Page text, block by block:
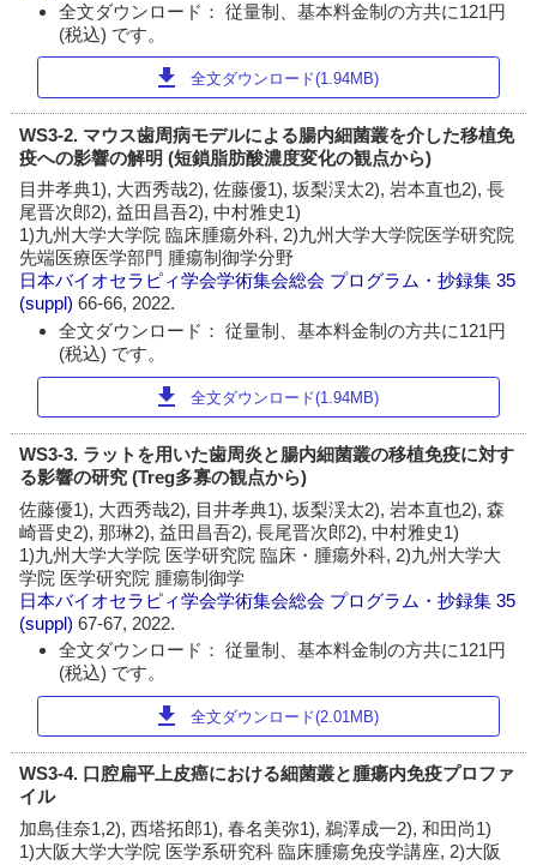
全文ダウンロード： 従量制、基本料金制の方共に121円
(税込) です。
download 全文ダウンロード(1.94MB)
WS3-2. マウス歯周病モデルによる腸内細菌叢を介した移植免
疫への影響の解明 (短鎖脂肪酸濃度変化の観点から)
目井孝典1), 大西秀哉2), 佐藤優1), 坂梨渓太2), 岩本直也2), 長
尾晋次郎2), 益田昌吾2), 中村雅史1)
1)九州大学大学院 臨床腫瘍外科, 2)九州大学大学院医学研究院
先端医療医学部門 腫瘍制御学分野
日本バイオセラピィ学会学術集会総会 プログラム・抄録集 35
(suppl)66-66, 2022.
全文ダウンロード： 従量制、基本料金制の方共に121円
(税込) です。
download 全文ダウンロード(1.94MB)
WS3-3. ラットを用いた歯周炎と腸内細菌叢の移植免疫に対す
る影響の研究 (Treg多寡の観点から)
佐藤優1), 大西秀哉2), 目井孝典1), 坂梨渓太2), 岩本直也2), 森
崎晋史2), 那琳2), 益田昌吾2), 長尾晋次郎2), 中村雅史1)
1)九州大学大学院 医学研究院 臨床・腫瘍外科, 2)九州大学大
学院 医学研究院 腫瘍制御学
日本バイオセラピィ学会学術集会総会 プログラム・抄録集 35
(suppl)67-67, 2022.
全文ダウンロード： 従量制、基本料金制の方共に121円
(税込) です。
download 全文ダウンロード(2.01MB)
WS3-4. 口腔扁平上皮癌における細菌叢と腫瘍内免疫プロファ
イル
加島佳奈1,2), 西塔拓郎1), 春名美弥1), 鵜澤成一2), 和田尚1)
1)大阪大学大学院 医学系研究科 臨床腫瘍免疫学講座, 2)大阪